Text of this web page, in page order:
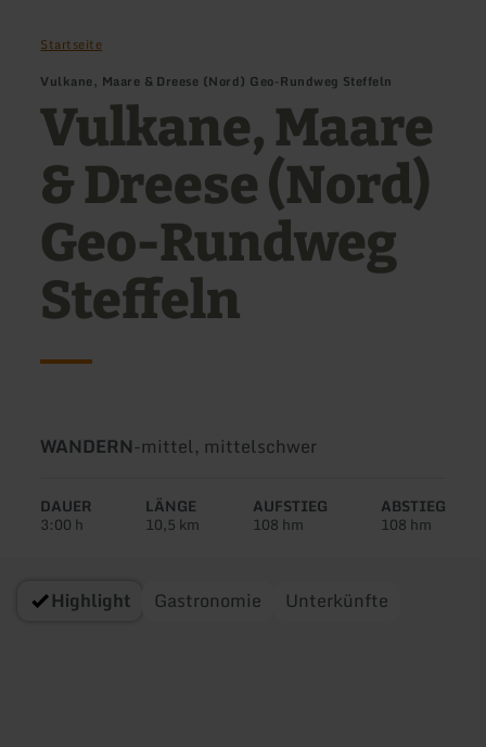
Startseite
Vulkane, Maare & Dreese (Nord) Geo-Rundweg Steffeln
Vulkane, Maare
& Dreese (Nord)
Geo-Rundweg
Steffeln
Art
Tour:
WANDERN-Schwierigkeit:
mittel, mittelschwer
DAUER
3:00 h
LÄNGE
10,5 km
AUFSTIEG
108 hm
ABSTIEG
108 hm
Highlight Gastronomie Unterkünfte